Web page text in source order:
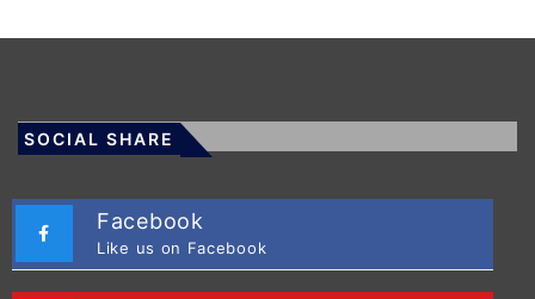
SOCIAL SHARE
Facebook
Like us on Facebook